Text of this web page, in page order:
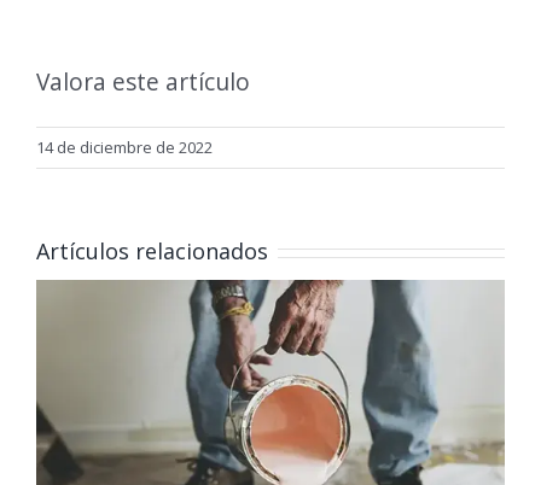
Valora este artículo
14 de diciembre de 2022
Artículos relacionados